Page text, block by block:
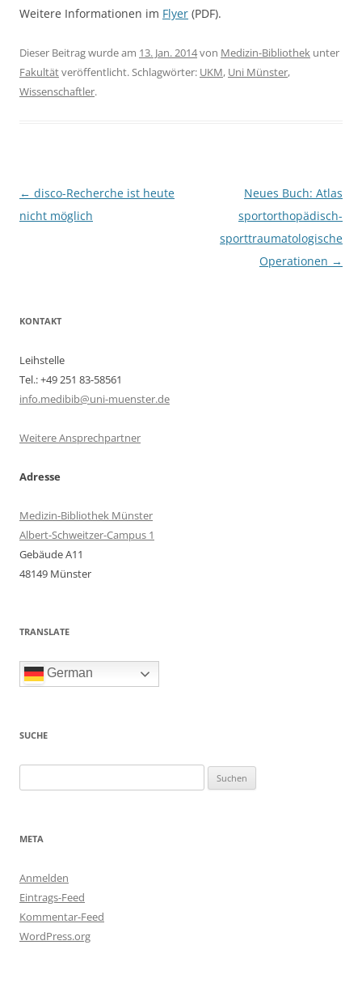
Weitere Informationen im Flyer (PDF).
Dieser Beitrag wurde am 13. Jan. 2014von Medizin-Bibliothek unter
Fakultätveröffentlicht. Schlagwörter: UKM, Uni Münster,
Wissenschaftler.
Beitragsnavigation
← disco-Recherche ist heute
nicht möglich
Neues Buch: Atlas
sportorthopädisch-
sporttraumatologische
Operationen →
KONTAKT
Leihstelle
Tel.: +49 251 83-58561
info.medibib@uni-muenster.de
Weitere Ansprechpartner
Adresse
Medizin-Bibliothek Münster
Albert-Schweitzer-Campus 1
Gebäude A11
48149 Münster
TRANSLATE
German
SUCHE
nach:
META
Anmelden
Eintrags-Feed
Kommentar-Feed
WordPress.org